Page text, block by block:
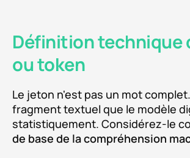
Définition technique
ou token
Le jeton n'est pas un mot
fragment textuel que le modèle
statistiquement. Considérez-le
de base de la compréhension